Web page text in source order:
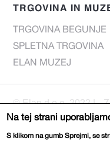
TRGOVINA IN
TRGOVINA BEGUNJE
SPLETNA TRGOVINA
ELAN MUZEJ
© Elan d.o.o. 2022 |
Web page: DIZAJN
Na tej strani
S klikom na gumb Sprejmi, se